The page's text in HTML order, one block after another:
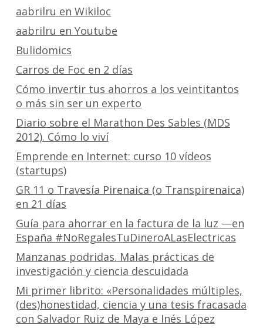
aabrilru en Wikiloc
aabrilru en Youtube
Bulidomics
Carros de Foc en 2 días
Cómo invertir tus ahorros a los veintitantos
o más sin ser un experto
Diario sobre el Marathon Des Sables (MDS
2012). Cómo lo viví
Emprende en Internet: curso 10 vídeos
(startups)
GR 11 o Travesía Pirenaica (o Transpirenaica)
en 21 días
Guía para ahorrar en la factura de la luz —en
España #NoRegalesTuDineroALasElectricas
Manzanas podridas. Malas prácticas de
investigación y ciencia descuidada
Mi primer librito: «Personalidades múltiples,
(des)honestidad, ciencia y una tesis fracasada
con Salvador Ruiz de Maya e Inés López